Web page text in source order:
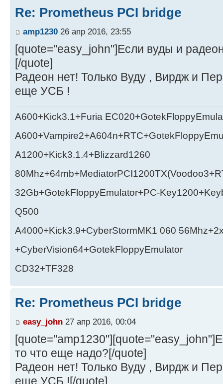
Re: Prometheus PCI bridge
amp1230 26 апр 2016, 23:55
[quote="easy_john"]Если вуды и
[/quote]
Радеон нет! Только Вуду , Вирдж и
еще УСБ !
A600+Kick3.1+Furia
A1200+Kick3.1.4+Blizzard1260
32Gb+GotekFloppyEmulator+PC-
Q500
A4000+Kick3.9+CyberStormMK1 060
+CyberVision64+GotekFloppyEmulator
CD32+TF328
Re: Prometheus PCI bridge
easy_john 27 апр 2016, 00:04
то что еще надо?[/quote]
Радеон нет! Только Вуду , Вирдж и
еще УСБ ![/quote]